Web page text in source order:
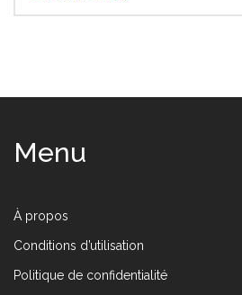
Menu
À propos
Conditions d’utilisation
Politique de confidentialité